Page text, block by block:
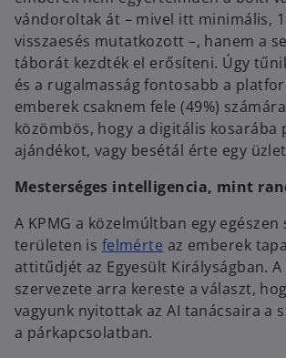
vándoroltak át – mivel itt minimális,
visszaesés mutatkozott –, hanem a
táborát kezdték el erősíteni. Úgy
és a rugalmasság fontosabb a
emberek csaknem fele (49%)
közömbös, hogy a digitális kosarába
ajándékot, vagy besétál érte egy
Mesterséges intelligencia, mint
A KPMG a közelmúltban egy egészen
területen is felmérte o
p
e
n
az emberek
attitűdjét az Egyesült Királyságban.
szervezete arra kereste a választ,
vagyunk nyitottak az AI tanácsaira a
a párkapcsolatban.